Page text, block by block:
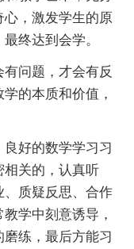
心，激发学生的原
终达到会学。
问题，才会有反
的本质和价值，
好的数学学习习
相关的，认真听
质疑反思、合作
学中刻意诱导，
练，最后方能习